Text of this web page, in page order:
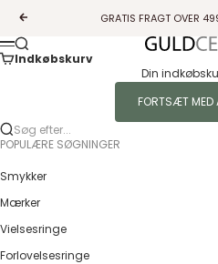
Forrige
GRATIS FRAGT OVER
Guldcenter
Menu
Søg
Indkøbskurv
Din
FORTSÆT MED
Søg efter...
POPULÆRE SØGNINGER
Smykker
Mærker
Vielsesringe
Forlovelsesringe